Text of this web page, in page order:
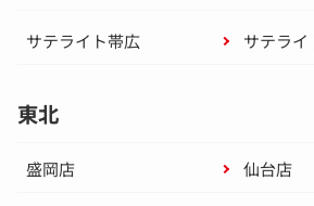
サテライト帯広 サテライ
東北
盛岡店 仙台店